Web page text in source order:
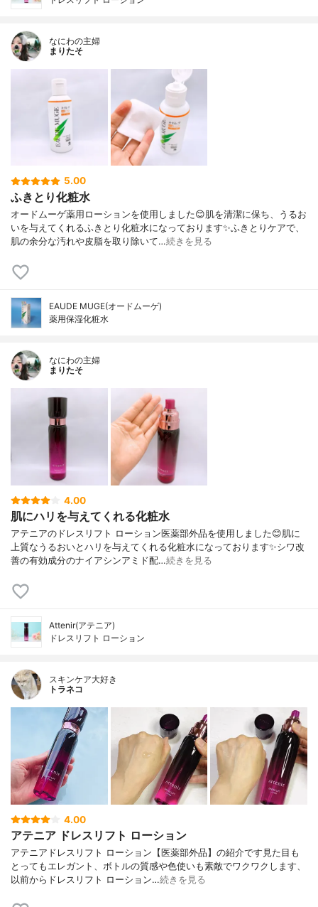
なにわの主婦
まりたそ
5.00
ふきとり化粧水
オードムーゲ薬用ローションを使用しました😊肌を清潔に保ち、うるお
いを与えてくれるふきとり化粧水になっております✨ふきとりケアで、
肌の余分な汚れや皮脂を取り除いて…続きを見る
EAUDE MUGE(オードムーゲ)
薬用保湿化粧水
なにわの主婦
まりたそ
4.00
肌にハリを与えてくれる化粧水
アテニアのドレスリフト ローション医薬部外品を使用しました😊肌に
上質なうるおいとハリを与えてくれる化粧水になっております✨シワ改
善の有効成分のナイアシンアミド配…続きを見る
Attenir(アテニア)
ドレスリフト ローション
スキンケア大好き
トラネコ
4.00
アテニア ドレスリフト ローション
アテニアドレスリフト ローション【医薬部外品】の紹介です見た目も
とってもエレガント、ボトルの質感や色使いも素敵でワクワクします、
以前からドレスリフト ローション…続きを見る